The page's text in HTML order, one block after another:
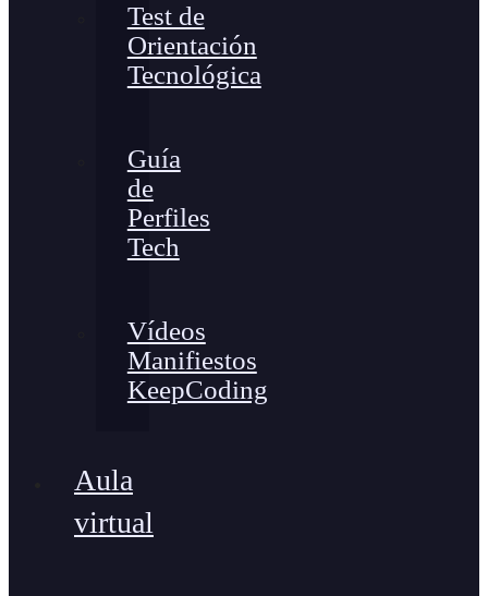
Test de
Orientación
Tecnológica
Guía
de
Perfiles
Tech
Vídeos
Manifiestos
KeepCoding
Aula
virtual